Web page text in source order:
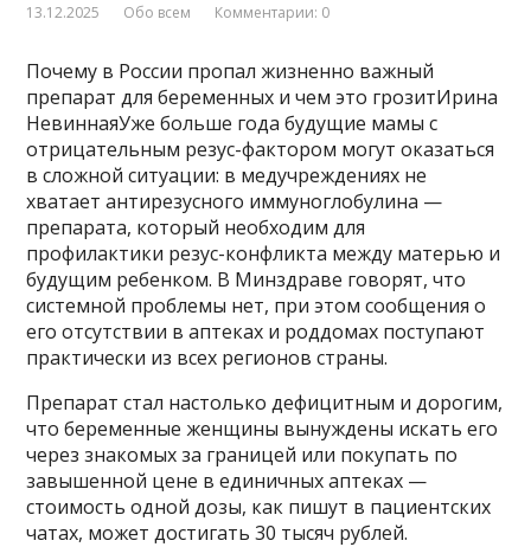
13.12.2025 Обо всем Комментарии: 0
Почему в России пропал жизненно важный
препарат для беременных и чем это грозитИрина
НевиннаяУже больше года будущие мамы с
отрицательным резус-фактором могут оказаться
в сложной ситуации: в медучреждениях не
хватает антирезусного иммуноглобулина —
препарата, который необходим для
профилактики резус-конфликта между матерью и
будущим ребенком. В Минздраве говорят, что
системной проблемы нет, при этом сообщения о
его отсутствии в аптеках и роддомах поступают
практически из всех регионов страны.
Препарат стал настолько дефицитным и дорогим,
что беременные женщины вынуждены искать его
через знакомых за границей или покупать по
завышенной цене в единичных аптеках —
стоимость одной дозы, как пишут в пациентских
чатах, может достигать 30 тысяч рублей.